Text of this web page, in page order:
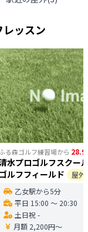
ッスン
る森ゴルフ練習場から
水プロゴルフスクー
ゴルフフィールド
屋外
乙女駅から5分
平日 15:00 〜 20:30
土日祝 -
月額 2,200円〜